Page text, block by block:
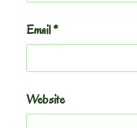
Email*
Website